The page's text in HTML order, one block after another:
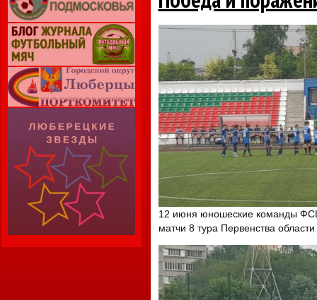
12 июня юношеские команды
матчи 8 тура Первенства